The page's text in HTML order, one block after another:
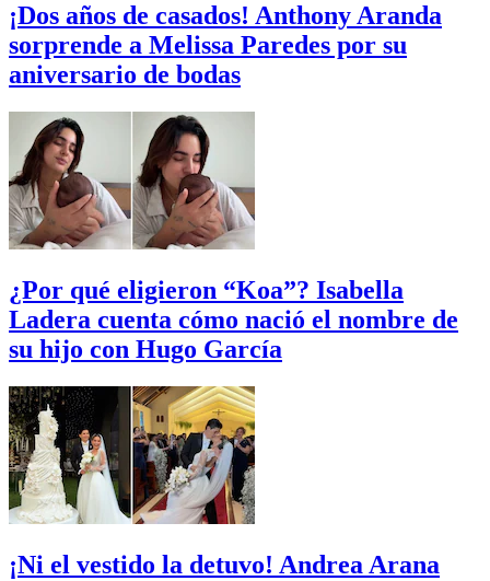
¡Dos años de casados! Anthony Aranda
sorprende a Melissa Paredes por su
aniversario de bodas
¿Por qué eligieron “Koa”? Isabella
Ladera cuenta cómo nació el nombre de
su hijo con Hugo García
¡Ni el vestido la detuvo! Andrea Arana